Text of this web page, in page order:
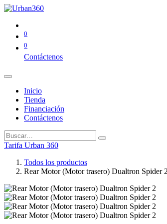
0
0
Contáctenos
Inicio
Tienda
Financiación
Contáctenos
Tarifa Urban 360
Todos los productos
Rear Motor (Motor trasero) Dualtron Spider 2